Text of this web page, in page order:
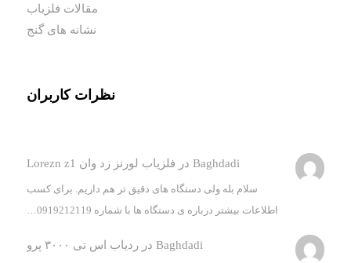
مقالات فلزیاب
نشانه های گنج
نظرات کاربران
Baghdadi در فلزیاب لورنز زد وان Lorezn z1
سلام بله ولی دستگاه های دقیق تر هم داریم. برای کسب
اطلاعات بیشتر درباره ی دستگاه ها با شماره 0919212119…
Baghdadi درردیاب اس تی ۳۰۰۰ پرو